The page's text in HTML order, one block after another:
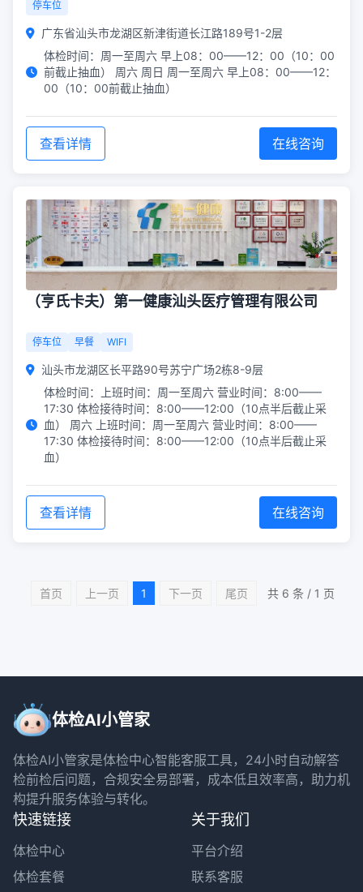
停车位
广东省汕头市龙湖区新津街道长江路189号1-2层
体检时间：周一至周六 早上08：00——12：00（10：00
前截止抽血） 周六 周日 周一至周六 早上08：00——12：
00（10：00前截止抽血）
查看详情 在线咨询
（亨氏卡夫）第一健康汕头医疗管理有限公司
停车位 早餐 WIFI
汕头市龙湖区长平路90号苏宁广场2栋8-9层
体检时间：上班时间：周一至周六 营业时间：8:00——
17:30 体检接待时间：8:00——12:00（10点半后截止采
血） 周六 上班时间：周一至周六 营业时间：8:00——
17:30 体检接待时间：8:00——12:00（10点半后截止采
血）
查看详情 在线咨询
首页 上一页 1 下一页 尾页 共 6 条 / 1 页
体检AI小管家
体检AI小管家是体检中心智能客服工具，24小时自动解答
检前检后问题，合规安全易部署，成本低且效率高，助力机
构提升服务体验与转化。
快速链接
体检中心
体检套餐
关于我们
平台介绍
联系客服